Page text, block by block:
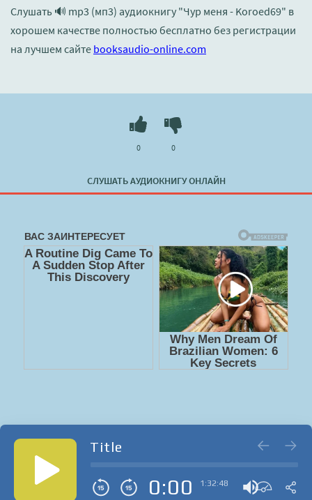
Слушать 🔊 mp3 (мп3) аудиокнигу "Чур меня - Koroed69" в
хорошем качестве полностью бесплатно без регистрации
на лучшем сайте booksaudio-online.com
СЛУШАТЬ АУДИОКНИГУ ОНЛАЙН
0 0
Title
0:00 1:32:48